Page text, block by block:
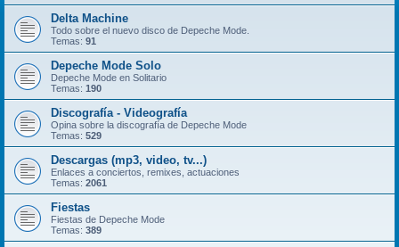
Delta Machine
Todo sobre el nuevo disco de Depeche Mode.
Temas: 91
Depeche Mode Solo
Depeche Mode en Solitario
Temas: 190
Discografía - Videografía
Opina sobre la discografía de Depeche Mode
Temas: 529
Descargas (mp3, video, tv...)
Enlaces a conciertos, remixes, actuaciones
Temas: 2061
Fiestas
Fiestas de Depeche Mode
Temas: 389